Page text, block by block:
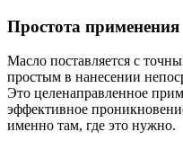
Простота применения
Масло поставляется с
простым в нанесении
Это целенаправленное
эффективное
именно там, где это нужно.